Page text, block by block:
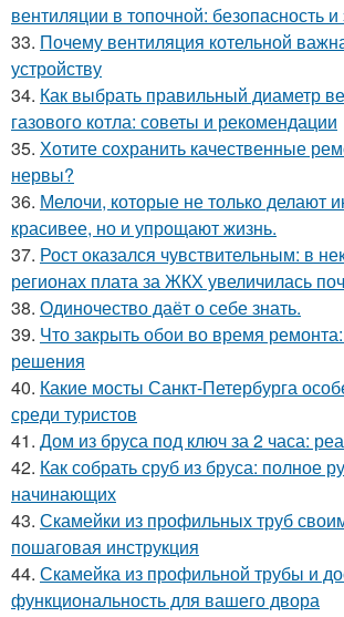
вентиляции в топочной: безопасность
33. Почему вентиляция котельной
устройству
34. Как выбрать правильный диаметр
газового котла: советы и рекомендации
35. Хотите сохранить качественные
нервы?
36. Мелочи, которые не только делают
красивее, но и упрощают жизнь.
37. Рост оказался чувствительным: в
регионах плата за ЖКХ увеличилась
38. Одиночество даёт о себе знать.
39. Что закрыть обои во время
решения
40. Какие мосты Санкт-Петербурга
среди туристов
41. Дом из бруса под ключ за 2 часа:
42. Как собрать сруб из бруса: полное
начинающих
43. Скамейки из профильных труб
пошаговая инструкция
44. Скамейка из профильной трубы и
функциональность для вашего двора